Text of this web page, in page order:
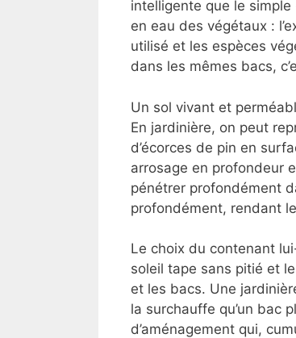
intelligente que le
en eau des végétaux :
utilisé et les espèces
dans les mêmes bacs,
Un sol vivant et
En jardinière, on peut
d’écorces de pin en
arrosage en profondeur
pénétrer profondément
profondément, rendant
Le choix du contenant
soleil tape sans pitié et
et les bacs. Une
la surchauffe qu’un bac
d’aménagement qui,